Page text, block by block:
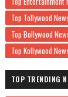
Top
Top
Top
TOP TRENDING